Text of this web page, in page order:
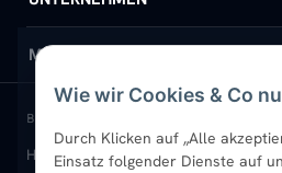
Wie wir Cookies & Co
Durch Klicken auf „Alle
Einsatz folgender Dienste auf
Design-Heizkörper
Paneelheizkörper
Vertikal-Heizkörper
Versand & Lieferung
Rückgabe & Widerruf
Garantie & Gewährleistung
Wir über uns
Standort & Abholung Jüchen
B2B-Kunden
MEIN KONTO
Anmelden / Mein Konto
Merkliste
BELIEBTE KATEGORIEN
Heizkörper kaufenBadheizkörper